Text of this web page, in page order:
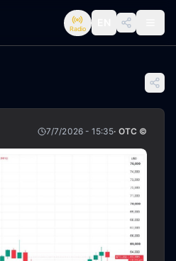
Radio
7/7/2026 - 15:35· OTC ©